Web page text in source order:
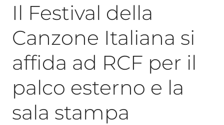
Il Festival della
Canzone Italiana si
affida ad RCF per il
palco esterno e la
sala stampa